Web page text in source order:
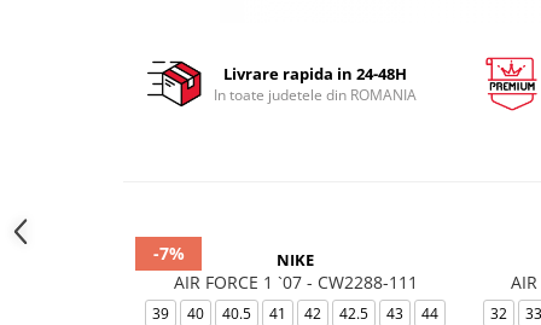
Livrare rapida in 24-48H
In toate judetele din ROMANIA
-7% NIKE
AIR FORCE 1 `07 - CW2288-111
39 40 40.5 41 42 42.5 43
44
32 33